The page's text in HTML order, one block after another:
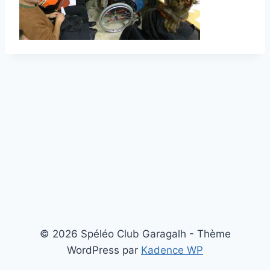
© 2026 Spéléo Club Garagalh - Thème
WordPress par Kadence WP